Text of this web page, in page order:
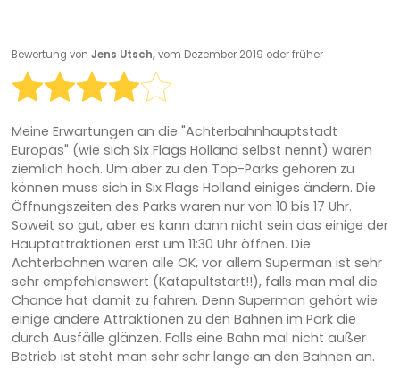
Bewertung von Jens Utsch,vom Dezember 2019 oder früher
Meine Erwartungen an die "Achterbahnhauptstadt
Europas" (wie sich Six Flags Holland selbst nennt) waren
ziemlich hoch. Um aber zu den Top-Parks gehören zu
können muss sich in Six Flags Holland einiges ändern. Die
Öffnungszeiten des Parks waren nur von 10 bis 17 Uhr.
Soweit so gut, aber es kann dann nicht sein das einige der
Hauptattraktionen erst um 11:30 Uhr öffnen. Die
Achterbahnen waren alle OK, vor allem Superman ist sehr
sehr empfehlenswert (Katapultstart!!), falls man mal die
Chance hat damit zu fahren. Denn Superman gehört wie
einige andere Attraktionen zu den Bahnen im Park die
durch Ausfälle glänzen. Falls eine Bahn mal nicht außer
Betrieb ist steht man sehr sehr lange an den Bahnen an.